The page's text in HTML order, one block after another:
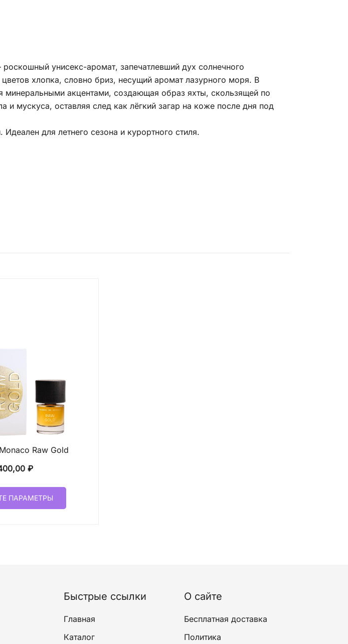
унисекс-аромат, запечатлевший дух солнечного
хлопка, словно бриз, несущий аромат лазурного моря. В
акцентами, создающая образ яхты, скользящей по
мускуса, оставляя след как лёгкий загар на коже после дня под
для летнего сезона и курортного стиля.
Raw Gold
₽
ПАРАМЕТРЫ
Этот
на
товара.
Быстрые ссылки
Главная
Каталог
О сайте
Бесплатная доставка
Политика